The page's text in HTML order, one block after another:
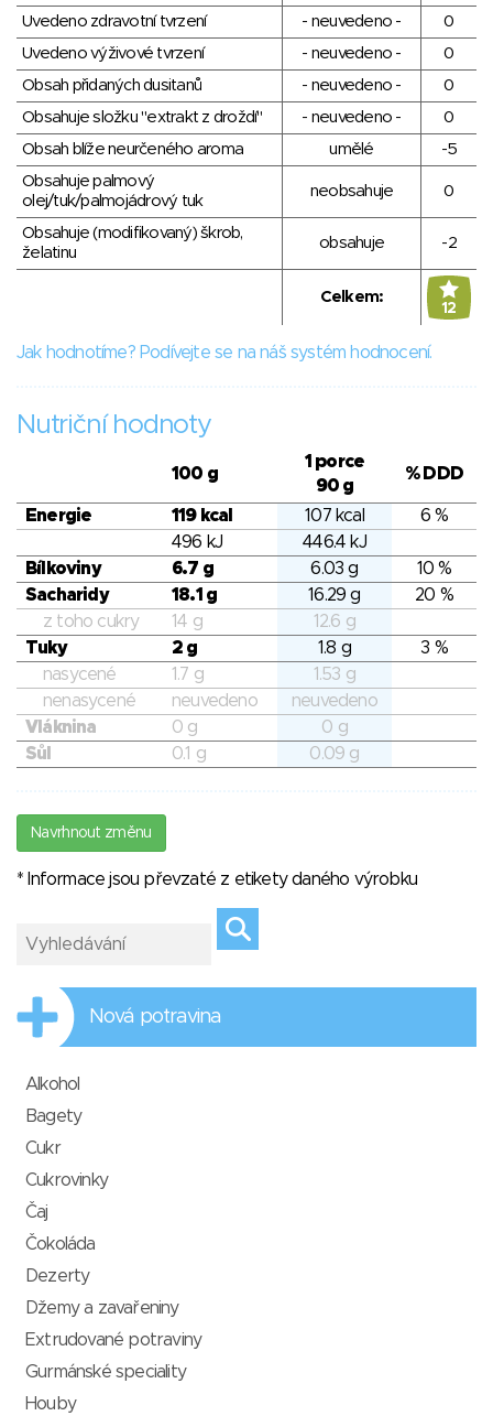
Uvedeno zdravotní tvrzení - neuvedeno -
0
Uvedeno výživové tvrzení
- neuvedeno -
0
Obsah přidaných dusitanů
- neuvedeno -
0
Obsahuje složku "extrakt z droždí"
- neuvedeno -
0
Obsah blíže neurčeného aroma
umělé
-5
Obsahuje palmový
olej/tuk/palmojádrový tuk
neobsahuje 0
Obsahuje (modifikovaný) škrob,
želatinu
obsahuje -2
Celkem:
12
Jak hodnotíme? Podívejte se na náš systém hodnocení.
Nutriční hodnoty
100 g
1 porce
90 g
% DDD
Energie 119 kcal 107 kcal
6 %
496 kJ
446.4 kJ
Bílkoviny
6.7 g 6.03 g
10 %
Sacharidy
18.1 g 16.29 g
20 %
z toho cukry
14 g
12.6 g
Tuky
2 g 1.8 g
3 %
nasycené
1.7 g
1.53 g
nenasycené
neuvedeno
neuvedeno
Vláknina
0 g
0 g
Sůl
0.1 g 0.09 g
Navrhnout změnu
* Informace jsou převzaté z etikety daného výrobku
Nová potravina
Alkohol
Bagety
Cukr
Cukrovinky
Čaj
Čokoláda
Dezerty
Džemy a zavařeniny
Extrudované potraviny
Gurmánské speciality
Houby